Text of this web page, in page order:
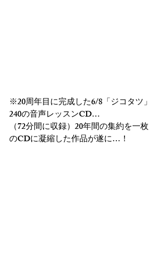
※20周年目に完成した6/8「ジコタツ」
240の音声レッスンCD…
（72分間に収録）20年間の集約を一枚
のCDに凝縮した作品が遂に…！